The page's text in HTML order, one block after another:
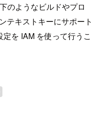
のようなビルドやプロ
テキストキーにサポート
を IAM を使って行うこ